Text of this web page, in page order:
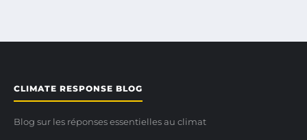
CLIMATE RESPONSE BLOG
Blog sur les réponses essentielles au climat